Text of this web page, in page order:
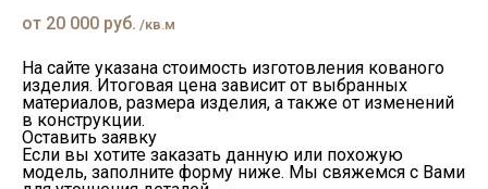
от 20 000 руб. /кв.м
На сайте указана стоимость изготовления кованого
изделия. Итоговая цена зависит от выбранных
материалов, размера изделия, а также от изменений
в конструкции.
Оставить заявку
Если вы хотите заказать данную или похожую
модель, заполните форму ниже. Мы свяжемся с Вами